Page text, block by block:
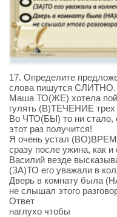
17. Определите
слова пишутся СЛИТНО.
Маша ТО(ЖЕ) хотела
гулять (В)ТЕЧЕНИЕ трех
Во ЧТО(БЫ) то ни стало,
этот раз получится!
Я очень устал
сразу после ужина, как
Василий везде
(ЗА)ТО его уважали в
Дверь в комнату была
не слышал этого
Ответ
наглухо чтобы